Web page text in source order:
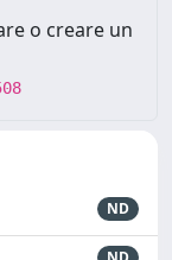
o creare un
ND